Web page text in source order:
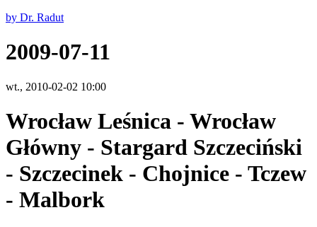
by Dr. Radut
2009-07-11
wt., 2010-02-02 10:00
Wrocław Leśnica - Wrocław
Główny - Stargard Szczeciński
- Szczecinek - Chojnice - Tczew
- Malbork